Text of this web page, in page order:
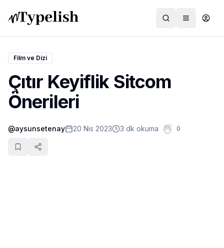
Dünya
Film ve Dizi
Kültür ve Sanat
Sağlık
Film ve Dizi
Çıtır Keyiflik Sitcom
Önerileri
@aysunsetenay 20 Nis 2023 3 dk okuma 0